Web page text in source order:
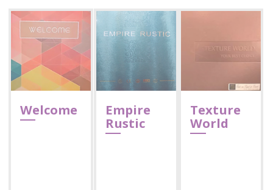
Welcome Empire
Rustic
Texture
World